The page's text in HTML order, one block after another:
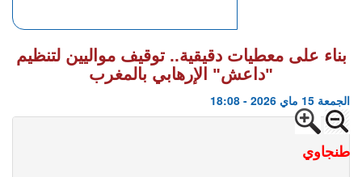
بناء على معطيات دقيقية.. توقيف مواليين لتنظيم
"داعش" الإرهابي بالمغرب
الجمعة 15 ماي 2026 - 18:08
طنجاوي